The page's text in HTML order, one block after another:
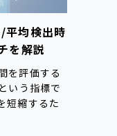
均検出時
を解説
を評価する
いう指標で
短縮するた